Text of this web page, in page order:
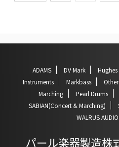
ADAMS DV Mark
Instruments
Markbass
Marching
Pearl Drums
SABIAN(Concert & Marching)
WALRUS AUDIO
パール楽器製造株